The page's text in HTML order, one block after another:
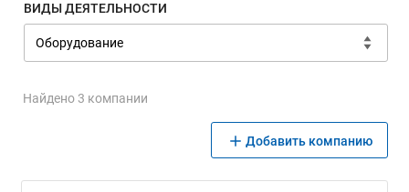
ВИДЫ ДЕЯТЕЛЬНОСТИ
Найдено 3 компании
Добавить компанию